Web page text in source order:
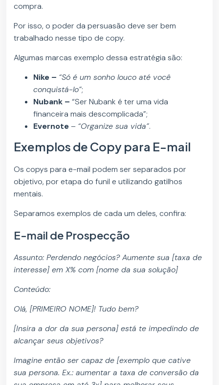
compra.
Por isso, o poder da persuasão deve ser bem
trabalhado nesse tipo de copy.
Algumas marcas exemplo dessa estratégia são:
Nike – “Só é um sonho louco até você
conquistá-lo”;
Nubank –“Ser Nubank é ter uma vida
financeira mais descomplicada”;
Evernote– “Organize sua vida”.
Exemplos de Copy para E-mail
Os copys para e-mail podem ser separados por
objetivo, por etapa do funil e utilizando gatilhos
mentais.
Separamos exemplos de cada um deles, confira:
E-mail de Prospecção
Assunto: Perdendo negócios? Aumente sua [taxa de
interesse] em X% com [nome da sua solução]
Conteúdo:
Olá, [PRIMEIRO NOME]! Tudo bem?
[Insira a dor da sua persona] está te impedindo de
alcançar seus objetivos?
Imagine então ser capaz de [exemplo que cative
sua persona. Ex.: aumentar a taxa de conversão da